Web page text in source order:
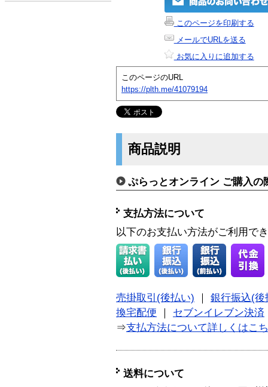
このページを印刷する
メールでURLを送る
お気に入りに追加する
このページのURL
https://plth.me/41079194
商品説明
ぷらっとオンライン ご購入の
支払方法について
以下のお支払い方法がご利用で
売掛取引(後払い)
銀行振込(後
換宅配便
セブンイレブン決済
⇒支払方法について詳しくはこ
送料について